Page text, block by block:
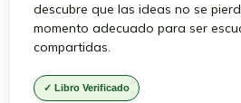
descubre que las ideas no se
momento adecuado para ser
compartidas.
✓ Libro Verificado